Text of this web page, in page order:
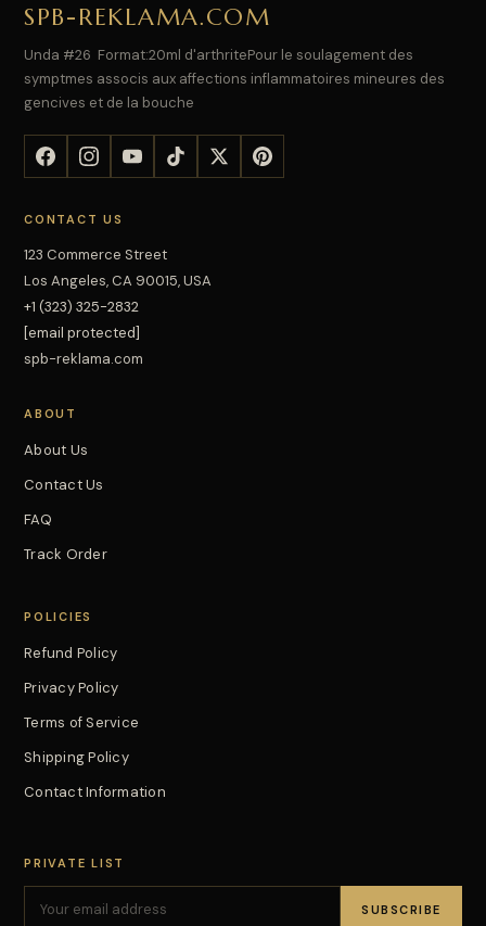
SPB-REKLAMA.COM
Unda #26 Format:20ml d'arthritePour le soulagement des
symptmes associs aux affections inflammatoires mineures des
gencives et de la bouche
CONTACT US
123 Commerce Street
Los Angeles, CA 90015, USA
+1 (323) 325-2832
[email protected]
spb-reklama.com
ABOUT
About Us
Contact Us
FAQ
Track Order
POLICIES
Refund Policy
Privacy Policy
Terms of Service
Shipping Policy
Contact Information
PRIVATE LIST
SUBSCRIBE